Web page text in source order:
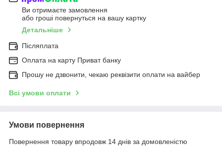
Ви отримаєте замовлення
або гроші повернуться на вашу картку
Детальніше
Післяплата
Оплата на карту Приват банку
Прошу не дзвонити, чекаю реквізити оплати на вайбер
Всі умови оплати
Умови повернення
Повернення товару впродовж 14 днів за домовленістю